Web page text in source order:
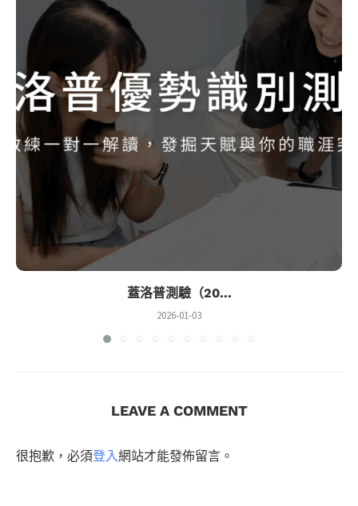
蓋洛普測驗（20...
2026-01-03
LEAVE A COMMENT
很抱歉，必須登入網站才能發佈留言。